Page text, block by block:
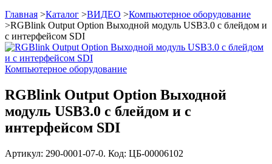
Главная >Каталог >ВИДЕО >Компьютерное оборудование
>RGBlink Output Option Выходной модуль USB3.0 с блейдом и
с интерфейсом SDI
Компьютерное оборудование
RGBlink Output Option Выходной
модуль USB3.0 с блейдом и с
интерфейсом SDI
Артикул: 290-0001-07-0. Код: ЦБ-00006102